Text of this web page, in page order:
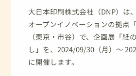
大日本印刷株式会社（DNP）は
オープンイノベーションの拠点「
（東京・市谷）で、企画展「
し」を、2024/09/30（月）～
に開催します。